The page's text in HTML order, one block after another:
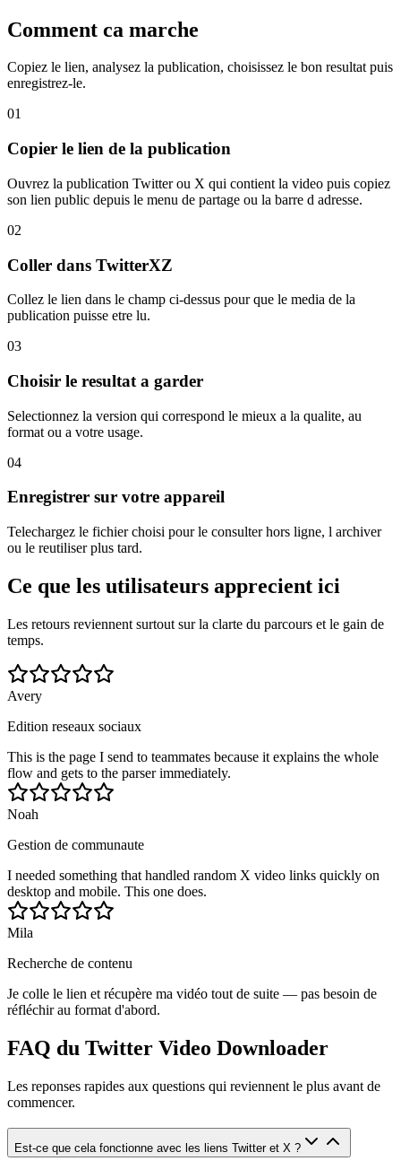
Comment ca marche
Copiez le lien, analysez la publication, choisissez le bon resultat puis
enregistrez-le.
01
Copier le lien de la publication
Ouvrez la publication Twitter ou X qui contient la video puis copiez
son lien public depuis le menu de partage ou la barre d adresse.
02
Coller dans TwitterXZ
Collez le lien dans le champ ci-dessus pour que le media de la
publication puisse etre lu.
03
Choisir le resultat a garder
Selectionnez la version qui correspond le mieux a la qualite, au
format ou a votre usage.
04
Enregistrer sur votre appareil
Telechargez le fichier choisi pour le consulter hors ligne, l archiver
ou le reutiliser plus tard.
Ce que les utilisateurs apprecient ici
Les retours reviennent surtout sur la clarte du parcours et le gain de
temps.
Avery
Edition reseaux sociaux
This is the page I send to teammates because it explains the whole
flow and gets to the parser immediately.
Noah
Gestion de communaute
I needed something that handled random X video links quickly on
desktop and mobile. This one does.
Mila
Recherche de contenu
Je colle le lien et récupère ma vidéo tout de suite — pas besoin de
réfléchir au format d'abord.
FAQ du Twitter Video Downloader
Les reponses rapides aux questions qui reviennent le plus avant de
commencer.
Est-ce que cela fonctionne avec les liens Twitter et X ?